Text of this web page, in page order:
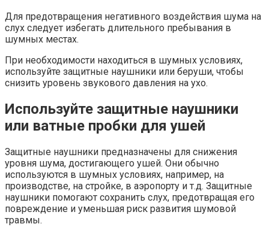
Для предотвращения негативного воздействия шума на
слух следует избегать длительного пребывания в
шумных местах.
При необходимости находиться в шумных условиях,
используйте защитные наушники или беруши, чтобы
снизить уровень звукового давления на ухо.
Используйте защитные наушники
или ватные пробки для ушей
Защитные наушники предназначены для снижения
уровня шума, достигающего ушей. Они обычно
используются в шумных условиях, например, на
производстве, на стройке, в аэропорту и т.д. Защитные
наушники помогают сохранить слух, предотвращая его
повреждение и уменьшая риск развития шумовой
травмы.